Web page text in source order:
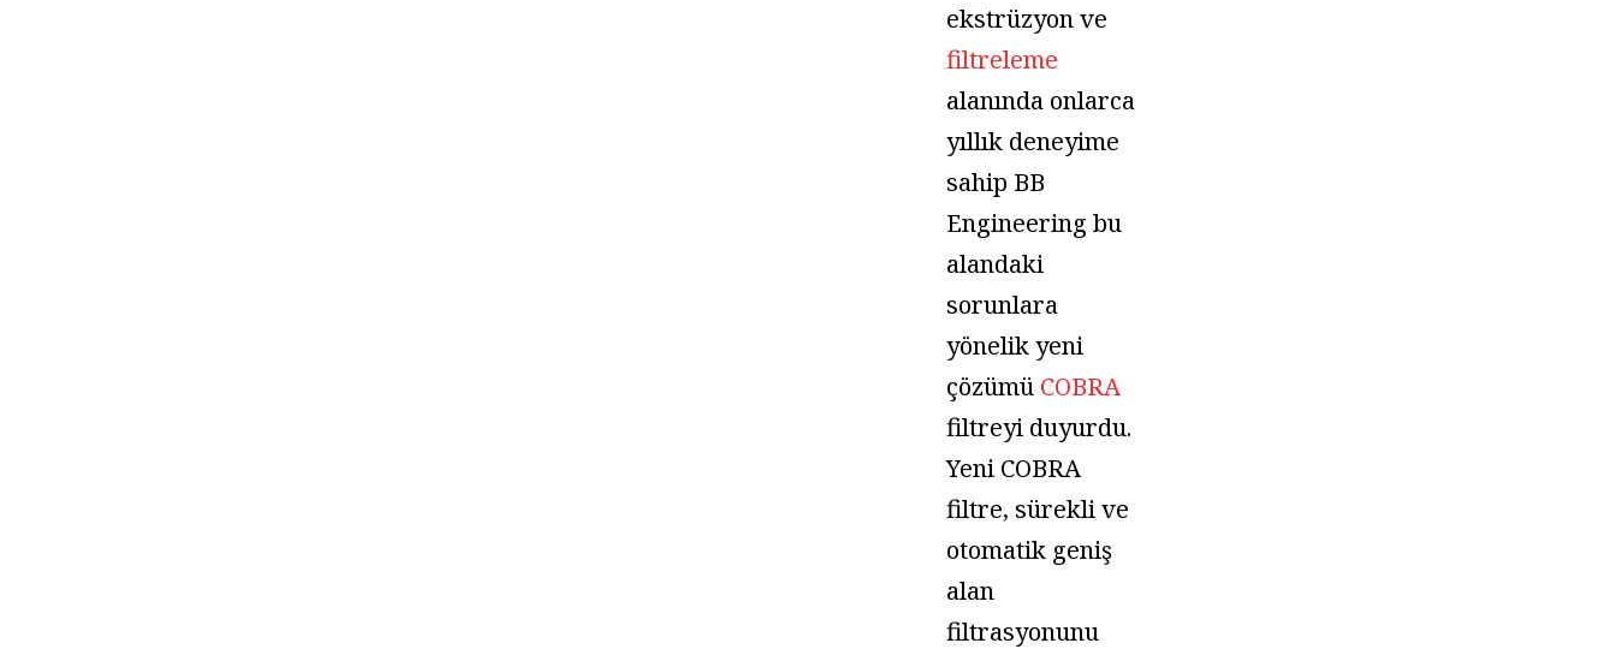
ekstrüzyon ve
filtreleme
alanında onlarca
yıllık deneyime
sahip BB
Engineering bu
alandaki
sorunlara
yönelik yeni
çözümü COBRA
filtreyi duyurdu.
Yeni COBRA
filtre, sürekli ve
otomatik geniş
alan
filtrasyonunu